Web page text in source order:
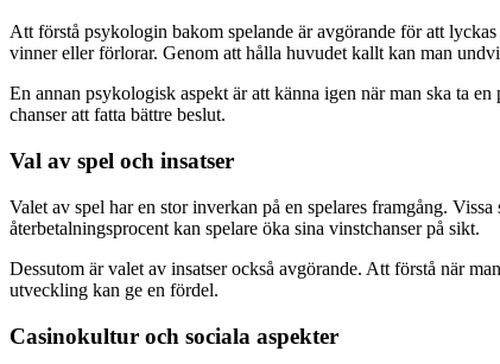
Att förstå psykologin bakom spelande är avgörande för att
vinner eller förlorar. Genom att hålla huvudet kallt kan man
En annan psykologisk aspekt är att känna igen när man ska ta
chanser att fatta bättre beslut.
Val av spel och insatser
Valet av spel har en stor inverkan på en spelares framgång.
återbetalningsprocent kan spelare öka sina vinstchanser på sikt.
Dessutom är valet av insatser också avgörande. Att förstå när
utveckling kan ge en fördel.
Casinokultur och sociala aspekter